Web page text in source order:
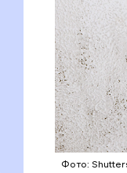
Фото:
кожи;
— В